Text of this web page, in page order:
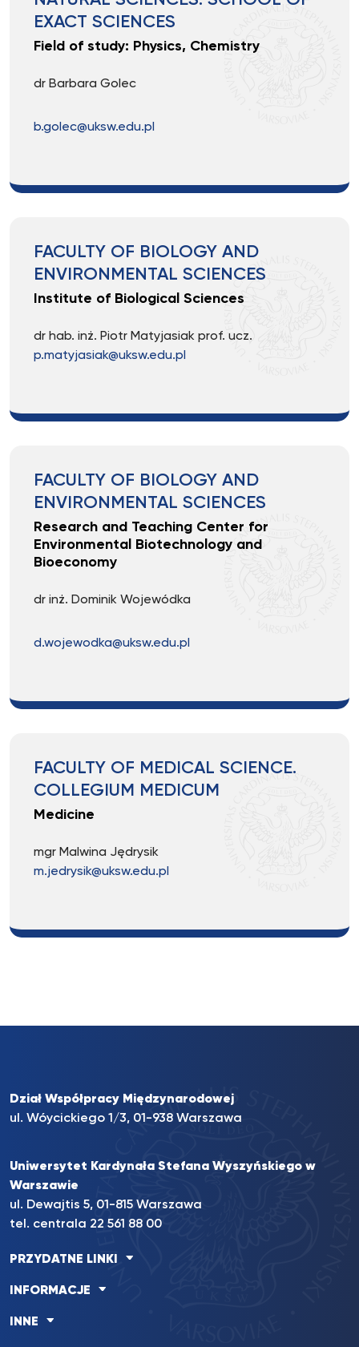
EXACT SCIENCES
Field of study: Physics, Chemistry
dr Barbara Golec
b.golec@uksw.edu.pl
FACULTY OF BIOLOGY AND
ENVIRONMENTAL SCIENCES
Institute of Biological Sciences
dr hab. inż. Piotr Matyjasiak prof. ucz.
p.matyjasiak@uksw.edu.pl
FACULTY OF BIOLOGY AND
ENVIRONMENTAL SCIENCES
Research and Teaching Center for
Environmental Biotechnology and
Bioeconomy
dr inż. Dominik Wojewódka
d.wojewodka@uksw.edu.pl
FACULTY OF MEDICAL SCIENCE.
COLLEGIUM MEDICUM
Medicine
mgr Malwina Jędrysik
m.jedrysik@uksw.edu.pl
Dział Współpracy Międzynarodowej
ul. Wóycickiego 1/3, 01-938 Warszawa
Uniwersytet Kardynała Stefana Wyszyńskiego w
Warszawie
ul. Dewajtis 5, 01-815 Warszawa
tel. centrala 22 561 88 00
PRZYDATNE LINKI
INFORMACJE
INNE